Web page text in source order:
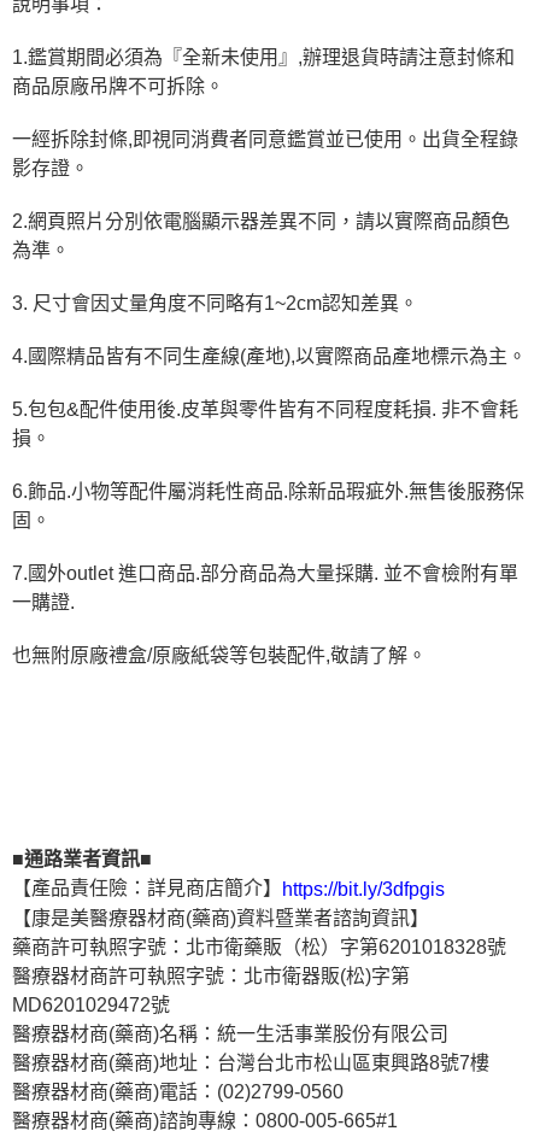
說明事項：
1.鑑賞期間必須為『全新未使用』,辦理退貨時請注意封條和
商品原廠吊牌不可拆除。
一經拆除封條,即視同消費者同意鑑賞並已使用。出貨全程錄
影存證。
2.網頁照片分別依電腦顯示器差異不同，請以實際商品顏色
為準。
3. 尺寸會因丈量角度不同略有1~2cm認知差異。
4.國際精品皆有不同生產線(產地),以實際商品產地標示為主。
5.包包&配件使用後.皮革與零件皆有不同程度耗損. 非不會耗
損。
6.飾品.小物等配件屬消耗性商品.除新品瑕疵外.無售後服務保
固。
7.國外outlet 進口商品.部分商品為大量採購. 並不會檢附有單
一購證.
也無附原廠禮盒/原廠紙袋等包裝配件,敬請了解。
■通路業者資訊■
【產品責任險：詳見商店簡介】
https://bit.ly/3dfpgis
【康是美醫療器材商(藥商)資料暨業者諮詢資訊】
藥商許可執照字號：北市衛藥販（松）字第6201018328號
醫療器材商許可執照字號：北市衛器販(松)字第
MD6201029472號
醫療器材商(藥商)名稱：統一生活事業股份有限公司
醫療器材商(藥商)地址：台灣台北市松山區東興路8號7樓
醫療器材商(藥商)電話：(02)2799-0560
醫療器材商(藥商)諮詢專線：0800-005-665#1